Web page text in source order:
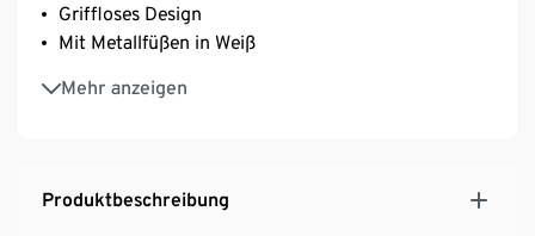
Griffloses Design
Mit Metallfüßen in Weiß
Mehr anzeigen
Stehende und hängende Montage möglich
Innenseite der Tür mit 6 Ablagefächern
Produktbeschreibung